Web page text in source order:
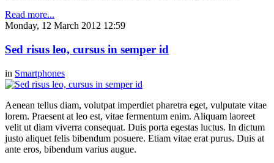
Read more...
Monday, 12 March 2012 12:59
Sed risus leo, cursus in semper id
in Smartphones
Aenean tellus diam, volutpat imperdiet pharetra eget, vulputate vitae
lorem. Praesent at leo est, vitae fermentum enim. Aliquam laoreet
velit ut diam viverra consequat. Duis porta egestas luctus. In dictum
justo aliquet felis bibendum posuere. Etiam vitae erat purus. Duis at
ante eros, bibendum varius augue.